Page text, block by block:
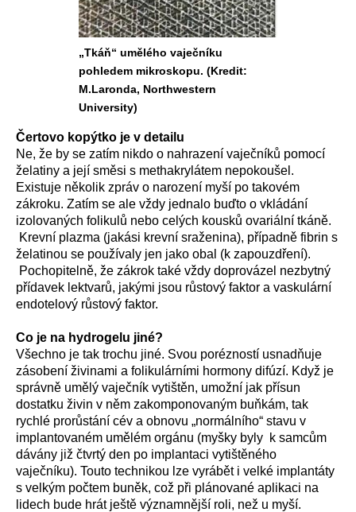
„Tkáň“ umělého vaječníku
pohledem mikroskopu. (Kredit:
M.Laronda, Northwestern
University)
Čertovo kopýtko je v detailu
Ne, že by se zatím nikdo o nahrazení vaječníků pomocí
želatiny a její směsi s methakrylátem nepokoušel.
Existuje několik zpráv o narození myší po takovém
zákroku. Zatím se ale vždy jednalo buďto o vkládání
izolovaných folikulů nebo celých kousků ovariální tkáně.
Krevní plazma (jakási krevní sraženina), případně fibrin s
želatinou se používaly jen jako obal (k zapouzdření).
Pochopitelně, že zákrok také vždy doprovázel nezbytný
přídavek lektvarů, jakými jsou růstový faktor a vaskulární
endotelový růstový faktor.
Co je na hydrogelu jiné?
Všechno je tak trochu jiné. Svou porézností usnadňuje
zásobení živinami a folikulárními hormony difúzí. Když je
správně umělý vaječník vytištěn, umožní jak přísun
dostatku živin v něm zakomponovaným buňkám, tak
rychlé prorůstání cév a obnovu „normálního“ stavu v
implantovaném umělém orgánu (myšky byly k samcům
dávány již čtvrtý den po implantaci vytištěného
vaječníku). Touto technikou lze vyrábět i velké implantáty
s velkým počtem buněk, což při plánované aplikaci na
lidech bude hrát ještě významnější roli, než u myší.